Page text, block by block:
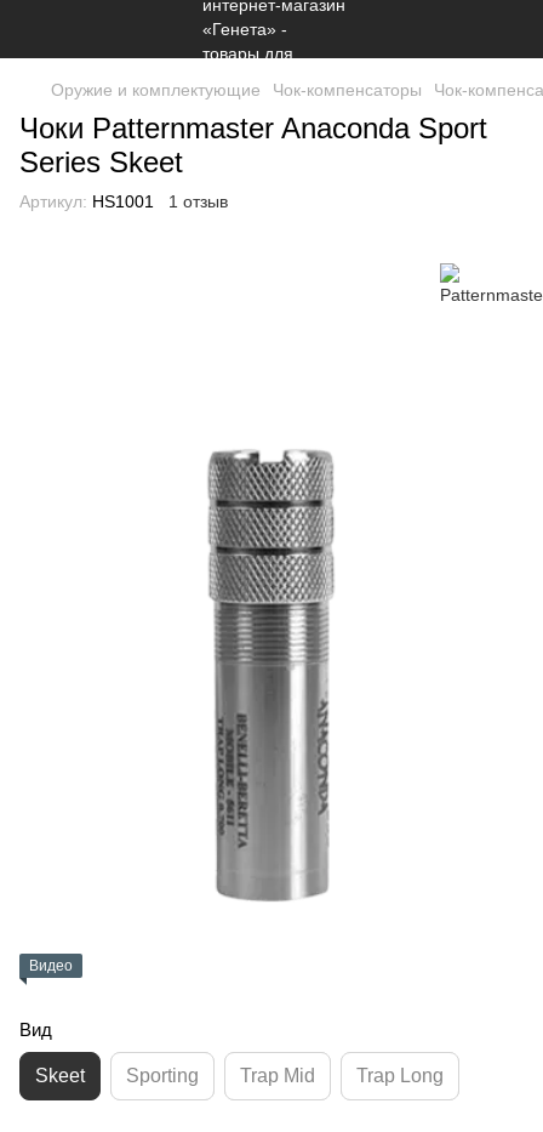
Оружие и комплектующие Чок-компенсаторы Чок-
Чоки Patternmaster Anaconda Sport
Series Skeet
Артикул: HS1001 1 отзыв
Видео
Вид
Skeet Sporting Trap Mid Trap Long